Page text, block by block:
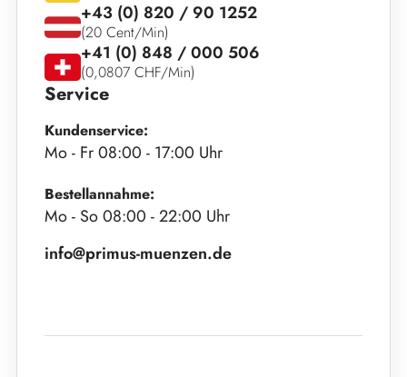
Service
Kundenservice:
Mo - Fr 08:00 - 17:00 Uhr
Bestellannahme:
Mo - So 08:00 - 22:00 Uhr
info@primus-muenzen.de
+43 (0) 820 / 90 1252
(20 Cent/Min)
+41 (0) 848 / 000 506
(0,0807 CHF/Min)